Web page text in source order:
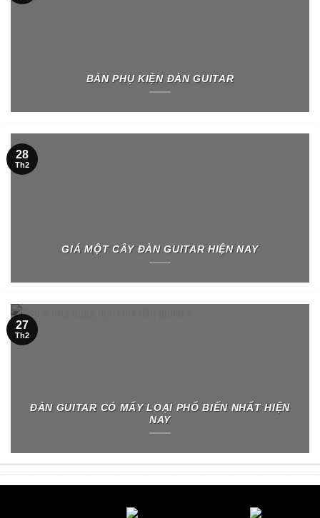
BÁN PHỤ KIỆN ĐÀN GUITAR
GIÁ MỘT CÂY ĐÀN GUITAR HIỆN NAY
28
Th2
ĐÀN GUITAR CÓ MẤY LOẠI PHỔ BIẾN NHẤT HIỆN
NAY
27
Th2